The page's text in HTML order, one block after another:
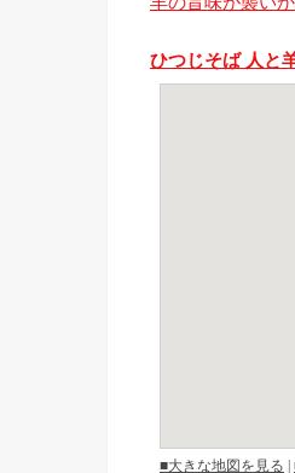
ひつじそば 人と